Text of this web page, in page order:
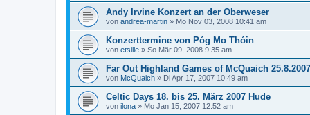
Andy Irvine Konzert an der Oberweser
von andrea-martin » Mo Nov 03, 2008 10:41 am
Konzerttermine von Póg Mo Thóin
von etsille » So Mär 09, 2008 9:35 am
Far Out Highland Games of McQuaich 25.8.2007
von McQuaich » Di Apr 17, 2007 10:49 am
Celtic Days 18. bis 25. März 2007 Hude
von ilona » Mo Jan 15, 2007 12:52 am